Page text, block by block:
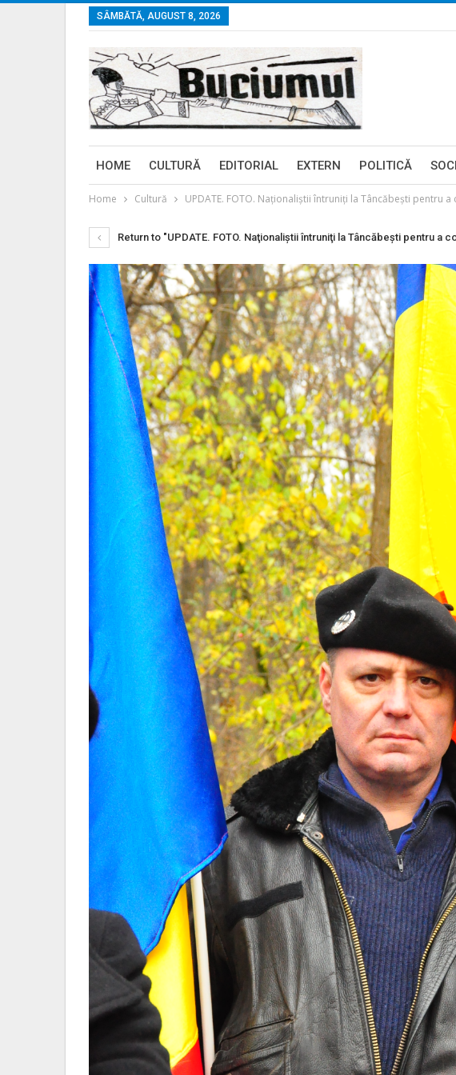
SÂMBĂTĂ, AUGUST 8, 2026
HOME CULTURĂ EDITORIAL EXTERN POLITICĂ
Home Cultură UPDATE. FOTO. Naţionaliştii întruniţi la Tâncăbești pentru
Return to "UPDATE. FOTO. Naţionaliştii întruniţi la Tâncăbești pentru a